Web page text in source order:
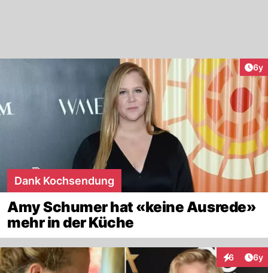
6y
Dank Kochsendung
Amy Schumer hat «keine Ausrede»
mehr in der Küche
6 6y